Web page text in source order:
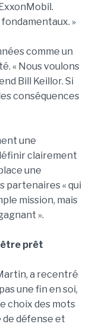
»
comme un
« Nous voulons
Bill Keillor. Si
conséquences
une
clairement
une
partenaires « qui
mission, mais
».
prêt
a recentré
une fin en soi,
choix des mots
défense et